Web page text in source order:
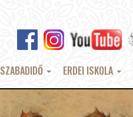
SZABADIDŐ ERDEI ISKOLA